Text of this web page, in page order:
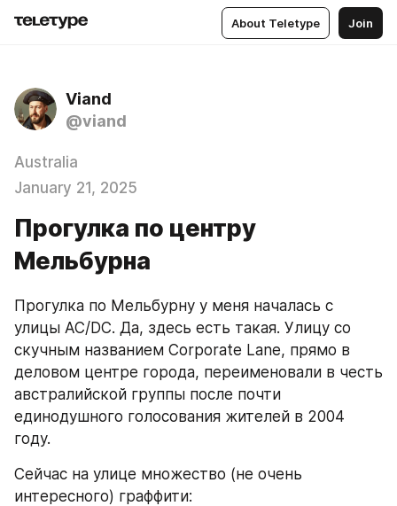
About Teletype Join
Viand
@viand
Australia
January 21, 2025
Прогулка по центру
Мельбурна
Прогулка по Мельбурну у меня началась с
улицы AC/DC. Да, здесь есть такая. Улицу со
скучным названием Corporate Lane, прямо в
деловом центре города, переименовали в честь
австралийской группы после почти
единодушного голосования жителей в 2004
году.
Сейчас на улице множество (не очень
интересного) граффити: